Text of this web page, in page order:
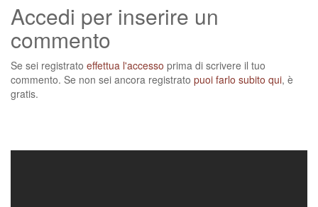
Accedi per inserire un
commento
Se sei registrato effettua l'accesso prima di scrivere il tuo
commento. Se non sei ancora registrato puoi farlo subito qui, è
gratis.